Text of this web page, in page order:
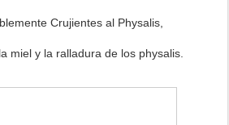
Crujientes al Physalis,
miel y la ralladura de los physalis.